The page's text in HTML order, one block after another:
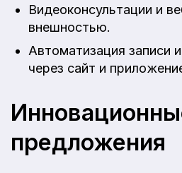
Видеоконсультации и
внешностью.
Автоматизация записи
через сайт и
предложения